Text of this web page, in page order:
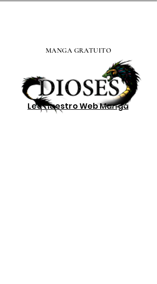
Lee nuestroWeb Manga
MANGA GRATUITO